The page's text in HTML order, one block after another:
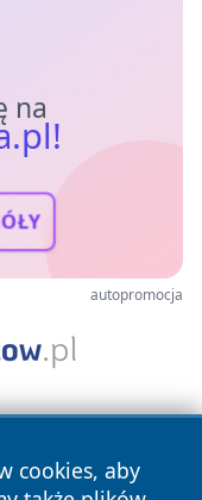
na
autopromocja
cookies, aby